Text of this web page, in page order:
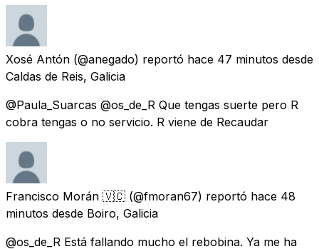
Xosé Antón (@anegado) reportó hace 47 minutos desde
Caldas de Reis, Galicia
@Paula_Suarcas @os_de_R Que tengas suerte pero R
cobra tengas o no servicio. R viene de Recaudar
Francisco Morán 🇻🇨 (@fmoran67) reportó hace 48
minutos desde Boiro, Galicia
@os_de_R Está fallando mucho el rebobina. Ya me ha